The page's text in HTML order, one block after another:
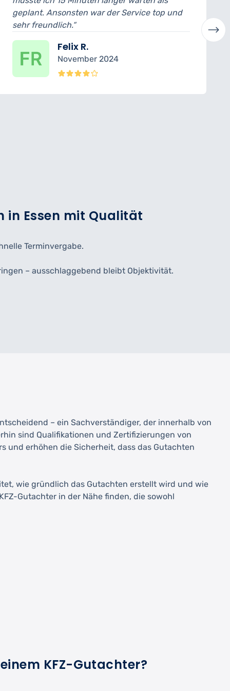
der Service top und
2024
abholen. Der
verständlich erklärt.
in Essen mit Qualität
Terminvergabe.
– ausschlaggebend bleibt Objektivität.
– ein Sachverständiger, der innerhalb von
sind Qualifikationen und Zertifizierungen von
und erhöhen die Sicherheit, dass das Gutachten
wie gründlich das Gutachten erstellt wird und wie
Gutachter in der Nähe finden, die sowohl
KFZ-Gutachter?